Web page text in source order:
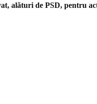
alături de PSD, pentru